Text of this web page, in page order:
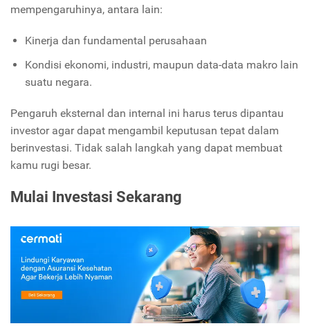
mempengaruhinya, antara lain:
Kinerja dan fundamental perusahaan
Kondisi ekonomi, industri, maupun data-data makro lain
suatu negara.
Pengaruh eksternal dan internal ini harus terus dipantau
investor agar dapat mengambil keputusan tepat dalam
berinvestasi. Tidak salah langkah yang dapat membuat
kamu rugi besar.
Mulai Investasi Sekarang